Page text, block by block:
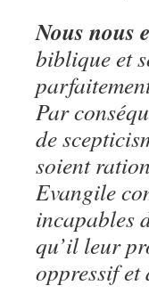
Nous nous
biblique et
Par
de
soient
Evangile
incapables
qu’il leur
oppressif et